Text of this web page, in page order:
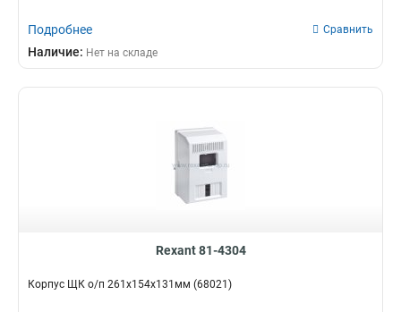
Подробнее Сравнить
Наличие: Нет на складе
Rexant 81-4304
Корпус ЩК о/п 261х154х131мм (68021)